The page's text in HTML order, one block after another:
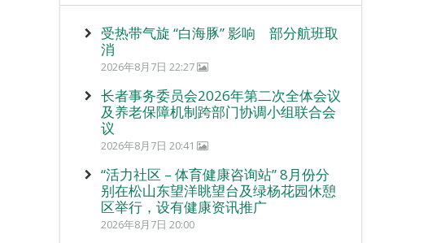
受热带气旋 “白海豚” 影响 部分航班取
消
2026年8月7日 22:27
长者事务委员会2026年第二次全体会议
及养老保障机制跨部门协调小组联合会
议
2026年8月7日 20:41
“活力社区 – 体育健康咨询站” 8月份分
别在松山东望洋眺望台及绿杨花园休憩
区举行，设有健康资讯推广
2026年8月7日 20:00